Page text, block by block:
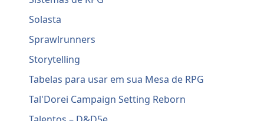
Solasta
Sprawlrunners
Storytelling
Tabelas para usar em sua Mesa de RPG
Tal'Dorei Campaign Setting Reborn